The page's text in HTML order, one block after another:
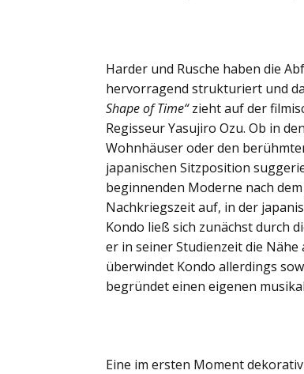
Harder und Rusche haben die
hervorragend strukturiert und
Shape of Time“zieht auf der
Regisseur Yasujiro Ozu. Ob in
Wohnhäuser oder den
japanischen Sitzposition
beginnenden Moderne nach
Nachkriegszeit auf, in der
Kondo ließ sich zunächst durch
er in seiner Studienzeit die
überwindet Kondo allerdings
begründet einen eigenen
Eine im ersten Moment